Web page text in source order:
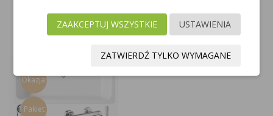
1 588,00 zł
Okazja!
Pakiet
USTAWIENIA
ZAAKCEPTUJ WSZYSTKIE
ZATWIERDŹ TYLKO WYMAGANE